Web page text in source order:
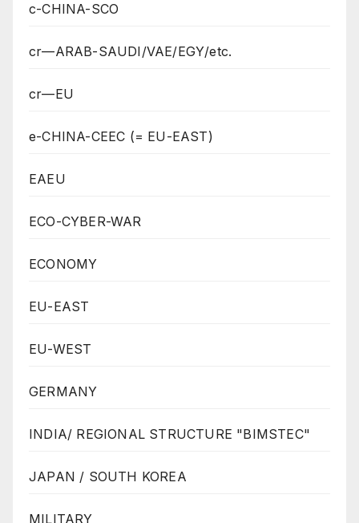
c-CHINA-SCO
cr—ARAB-SAUDI/VAE/EGY/etc.
cr—EU
e-CHINA-CEEC (= EU-EAST)
EAEU
ECO-CYBER-WAR
ECONOMY
EU-EAST
EU-WEST
GERMANY
INDIA/ REGIONAL STRUCTURE "BIMSTEC"
JAPAN / SOUTH KOREA
MILITARY